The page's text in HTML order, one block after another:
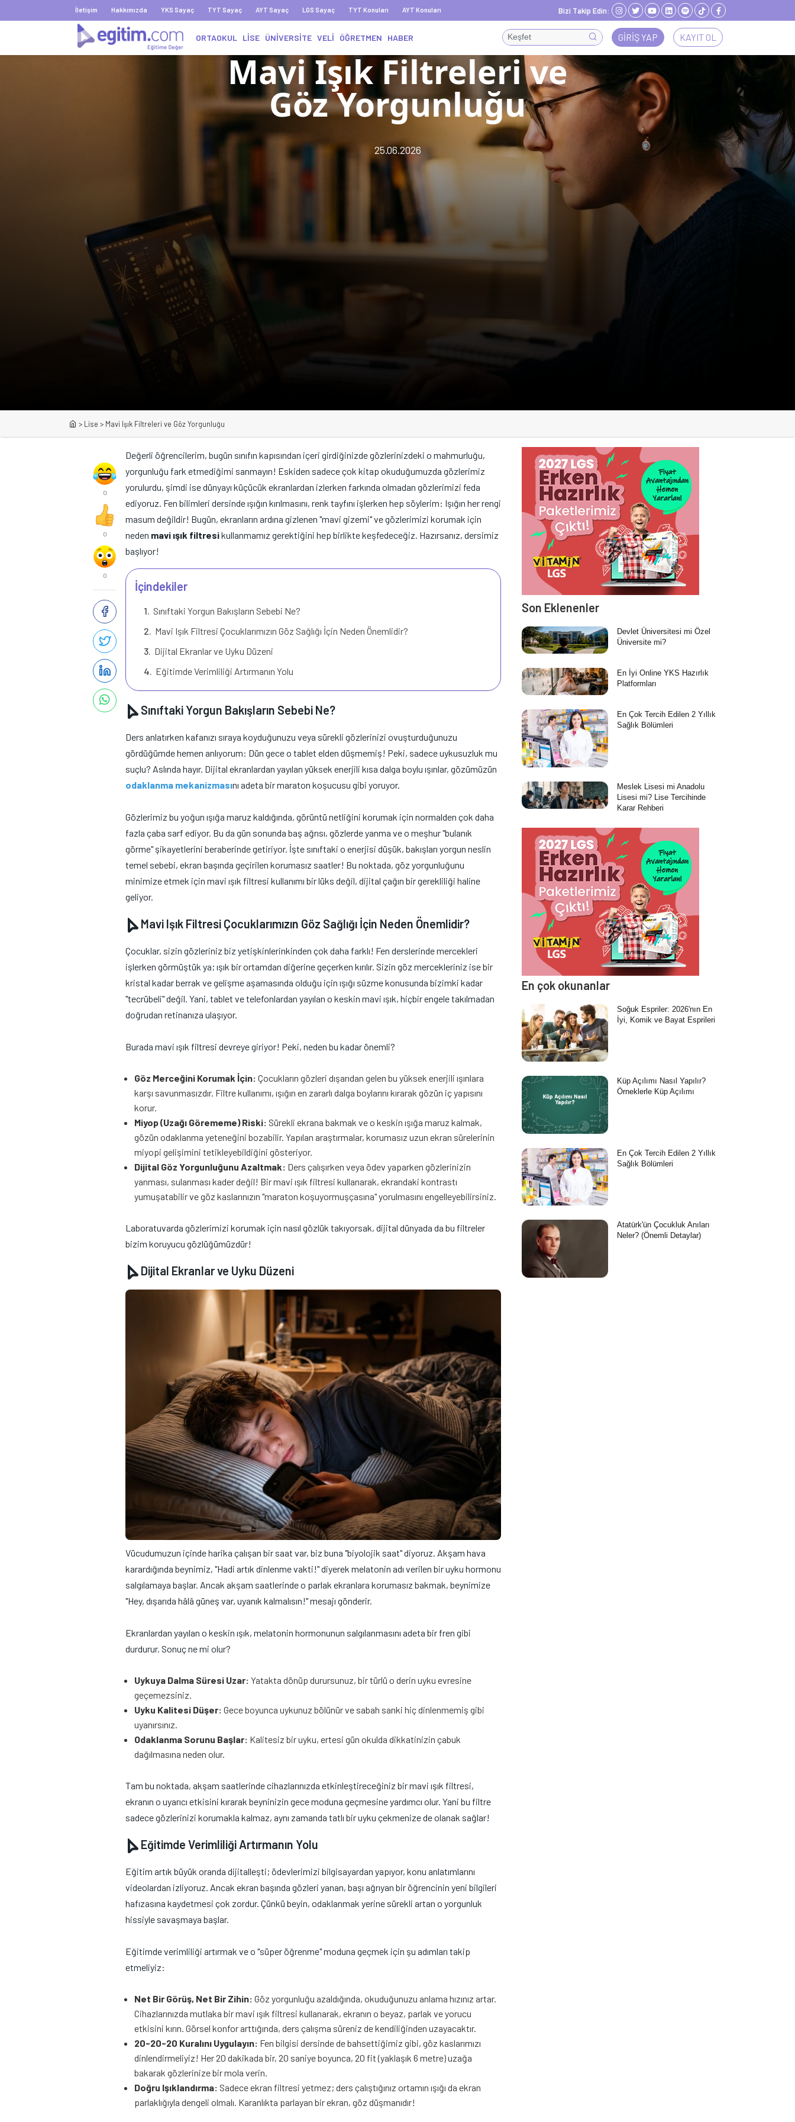
İletişim Hakkımızda YKS Sayaç TYT Sayaç AYT Sayaç LGS Sayaç TYT Konuları AYT Konuları Bizi Takip Edin:
GIRIŞ YAP KAYIT OL
ORTAOKUL LİSE ÜNİVERSİTE VELİ ÖĞRETMEN HABER
Mavi Işık Filtreleri ve
Göz Yorgunluğu
25.06.2026
> Lise > Mavi Işık Filtreleri ve Göz Yorgunluğu
0
0
0
Değerli öğrencilerim, bugün sınıfın kapısından içeri girdiğinizde gözlerinizdeki o mahmurluğu,
yorgunluğu fark etmediğimi sanmayın! Eskiden sadece çok kitap okuduğumuzda gözlerimiz
yorulurdu, şimdi ise dünyayı küçücük ekranlardan izlerken farkında olmadan gözlerimizi feda
ediyoruz. Fen bilimleri dersinde ışığın kırılmasını, renk tayfını işlerken hep söylerim: Işığın her rengi
masum değildir! Bugün, ekranların ardına gizlenen "mavi gizemi" ve gözlerimizi korumak için
neden mavi ışık filtresikullanmamız gerektiğini hep birlikte keşfedeceğiz. Hazırsanız, dersimiz
başlıyor!
İçindekiler
Sınıftaki Yorgun Bakışların Sebebi Ne?
Mavi Işık Filtresi Çocuklarımızın Göz Sağlığı İçin Neden Önemlidir?
Dijital Ekranlar ve Uyku Düzeni
Eğitimde Verimliliği Artırmanın Yolu
Sınıftaki Yorgun Bakışların Sebebi Ne?
Ders anlatırken kafanızı sıraya koyduğunuzu veya sürekli gözlerinizi ovuşturduğunuzu
gördüğümde hemen anlıyorum: Dün gece o tablet elden düşmemiş! Peki, sadece uykusuzluk mu
suçlu? Aslında hayır. Dijital ekranlardan yayılan yüksek enerjili kısa dalga boylu ışınlar, gözümüzün
odaklanma mekanizmasını adeta bir maraton koşucusu gibi yoruyor.
Gözlerimiz bu yoğun ışığa maruz kaldığında, görüntü netliğini korumak için normalden çok daha
fazla çaba sarf ediyor. Bu da gün sonunda baş ağrısı, gözlerde yanma ve o meşhur "bulanık
görme" şikayetlerini beraberinde getiriyor. İşte sınıftaki o enerjisi düşük, bakışları yorgun neslin
temel sebebi, ekran başında geçirilen korumasız saatler! Bu noktada, göz yorgunluğunu
minimize etmek için mavi ışık filtresi kullanımı bir lüks değil, dijital çağın bir gerekliliği haline
geliyor.
Mavi Işık Filtresi Çocuklarımızın Göz Sağlığı İçin Neden Önemlidir?
Çocuklar, sizin gözleriniz biz yetişkinlerinkinden çok daha farklı! Fen derslerinde mercekleri
işlerken görmüştük ya; ışık bir ortamdan diğerine geçerken kırılır. Sizin göz mercekleriniz ise bir
kristal kadar berrak ve gelişme aşamasında olduğu için ışığı süzme konusunda bizimki kadar
"tecrübeli" değil. Yani, tablet ve telefonlardan yayılan o keskin mavi ışık, hiçbir engele takılmadan
doğrudan retinanıza ulaşıyor.
Burada mavi ışık filtresi devreye giriyor! Peki, neden bu kadar önemli?
Göz Merceğini Korumak İçin: Çocukların gözleri dışarıdan gelen bu yüksek enerjili ışınlara
karşı savunmasızdır. Filtre kullanımı, ışığın en zararlı dalga boylarını kırarak gözün iç yapısını
korur.
Miyop (Uzağı Görememe) Riski: Sürekli ekrana bakmak ve o keskin ışığa maruz kalmak,
gözün odaklanma yeteneğini bozabilir. Yapılan araştırmalar, korumasız uzun ekran sürelerinin
miyopi gelişimini tetikleyebildiğini gösteriyor.
Dijital Göz Yorgunluğunu Azaltmak: Ders çalışırken veya ödev yaparken gözlerinizin
yanması, sulanması kader değil! Bir mavi ışık filtresi kullanarak, ekrandaki kontrastı
yumuşatabilir ve göz kaslarınızın "maraton koşuyormuşçasına" yorulmasını engelleyebilirsiniz.
Laboratuvarda gözlerimizi korumak için nasıl gözlük takıyorsak, dijital dünyada da bu filtreler
bizim koruyucu gözlüğümüzdür!
Dijital Ekranlar ve Uyku Düzeni
Vücudumuzun içinde harika çalışan bir saat var, biz buna "biyolojik saat" diyoruz. Akşam hava
karardığında beynimiz, "Hadi artık dinlenme vakti!" diyerek melatonin adı verilen bir uyku hormonu
salgılamaya başlar. Ancak akşam saatlerinde o parlak ekranlara korumasız bakmak, beynimize
"Hey, dışarıda hâlâ güneş var, uyanık kalmalısın!" mesajı gönderir.
Ekranlardan yayılan o keskin ışık, melatonin hormonunun salgılanmasını adeta bir fren gibi
durdurur. Sonuç ne mi olur?
Uykuya Dalma Süresi Uzar: Yatakta dönüp durursunuz, bir türlü o derin uyku evresine
geçemezsiniz.
Uyku Kalitesi Düşer: Gece boyunca uykunuz bölünür ve sabah sanki hiç dinlenmemiş gibi
uyanırsınız.
Odaklanma Sorunu Başlar: Kalitesiz bir uyku, ertesi gün okulda dikkatinizin çabuk
dağılmasına neden olur.
Tam bu noktada, akşam saatlerinde cihazlarınızda etkinleştireceğiniz bir mavi ışık filtresi,
ekranın o uyarıcı etkisini kırarak beyninizin gece moduna geçmesine yardımcı olur. Yani bu filtre
sadece gözlerinizi korumakla kalmaz, aynı zamanda tatlı bir uyku çekmenize de olanak sağlar!
Eğitimde Verimliliği Artırmanın Yolu
Eğitim artık büyük oranda dijitalleşti; ödevlerimizi bilgisayardan yapıyor, konu anlatımlarını
videolardan izliyoruz. Ancak ekran başında gözleri yanan, başı ağrıyan bir öğrencinin yeni bilgileri
hafızasına kaydetmesi çok zordur. Çünkü beyin, odaklanmak yerine sürekli artan o yorgunluk
hissiyle savaşmaya başlar.
Eğitimde verimliliği artırmak ve o "süper öğrenme" moduna geçmek için şu adımları takip
etmeliyiz:
Net Bir Görüş, Net Bir Zihin: Göz yorgunluğu azaldığında, okuduğunuzu anlama hızınız artar.
Cihazlarınızda mutlaka bir mavi ışık filtresi kullanarak, ekranın o beyaz, parlak ve yorucu
etkisini kırın. Görsel konfor arttığında, ders çalışma süreniz de kendiliğinden uzayacaktır.
20-20-20 Kuralını Uygulayın: Fen bilgisi dersinde de bahsettiğimiz gibi, göz kaslarımızı
dinlendirmeliyiz! Her 20 dakikada bir, 20 saniye boyunca, 20 fit (yaklaşık 6 metre) uzağa
bakarak gözlerinize bir mola verin.
Doğru Işıklandırma: Sadece ekran filtresi yetmez; ders çalıştığınız ortamın ışığı da ekran
parlaklığıyla dengeli olmalı. Karanlıkta parlayan bir ekran, göz düşmanıdır!
Son Eklenenler
Devlet Üniversitesi mi Özel
Üniversite mi?
En İyi Online YKS Hazırlık
Platformları
En Çok Tercih Edilen 2 Yıllık
Sağlık Bölümleri
Meslek Lisesi mi Anadolu
Lisesi mi? Lise Tercihinde
Karar Rehberi
En çok okunanlar
Soğuk Espriler: 2026'nın En
İyi, Komik ve Bayat Esprileri
Küp Açılımı Nasıl Yapılır?
Örneklerle Küp Açılımı
En Çok Tercih Edilen 2 Yıllık
Sağlık Bölümleri
Atatürk'ün Çocukluk Anıları
Neler? (Önemli Detaylar)